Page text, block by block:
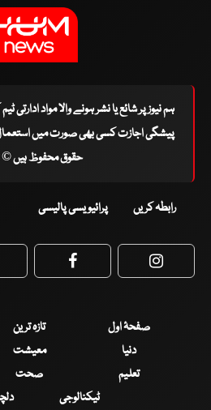
ہم نیوز پر شائع یا نشر ہونے والا مواد
پیشگی اجازت کسی بھی صورت میں استعمال
حقوق محفوظ ہیں © 2026
رابطہ کریں پرائیویسی پالیسی
Facebook
صفحۂ اول تازہ ترین
دنیا
معیشت
تعلیم
صحت
ٹیکنالوجی